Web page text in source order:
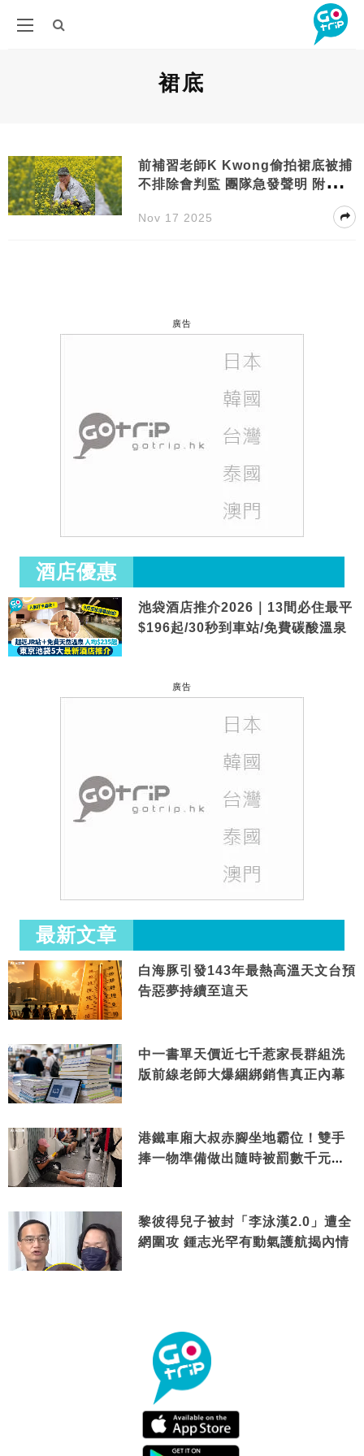
裙底
前補習老師K Kwong偷拍裙底被捕
不排除會判監 團隊急發聲明 附案發
Nov 17 2025
廣告
酒店優惠
池袋酒店推介2026｜13間必住最平
$196起/30秒到車站/免費碳酸溫泉
廣告
最新文章
白海豚引發143年最熱高溫天文台預
告惡夢持續至這天
中一書單天價近七千惹家長群組洗
版前線老師大爆綑綁銷售真正內幕
港鐵車廂大叔赤腳坐地霸位！雙手
捧一物準備做出隨時被罰數千元舉
黎彼得兒子被封「李泳漢2.0」遭全
網圍攻 鍾志光罕有動氣護航揭內情